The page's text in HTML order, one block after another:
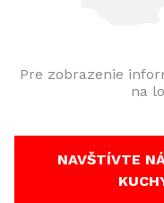
Pre zobrazenie
na
NAVŠTÍVTE